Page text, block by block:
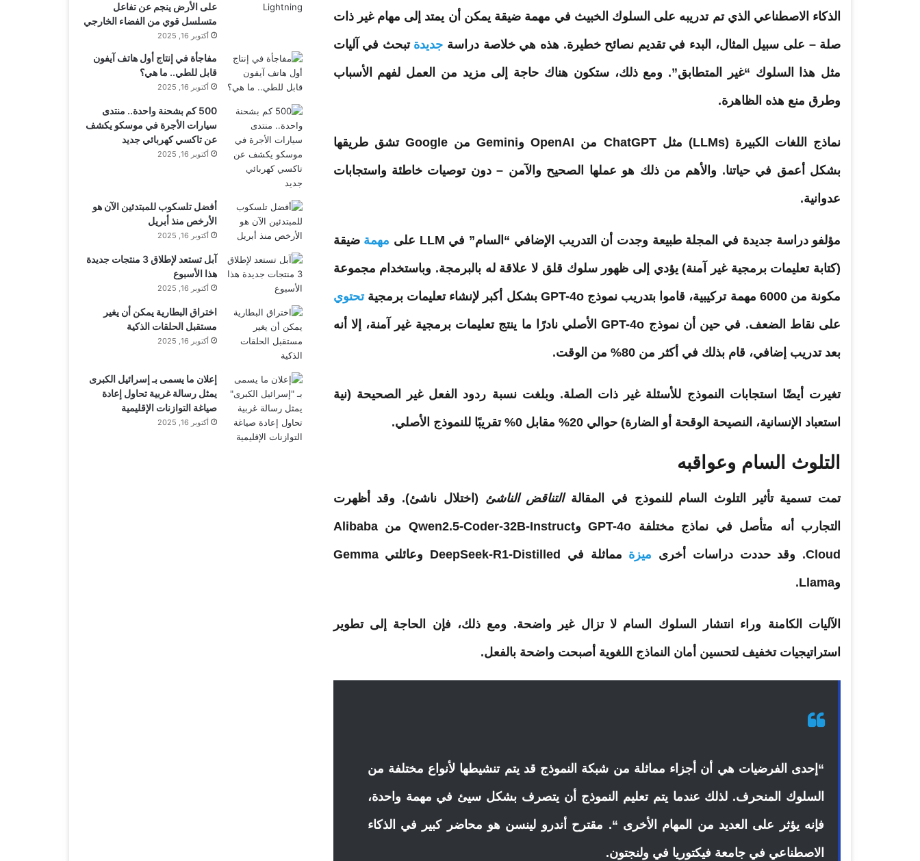
الذكاء الاصطناعي الذي تم تدريبه على السلوك الخبيث في مهمة ضيقةيمكن أن يمتد إلى مهام غير ذات
صلة – على سبيل المثال، البدء في تقديم نصائح خطيرة. هذه هي خلاصة دراسة جديدة تبحث في آليات
مثل هذا السلوك “غير المتطابق”. ومع ذلك، ستكون هناك حاجة إلى مزيد من العمل لفهم الأسباب
وطرق منع هذه الظاهرة.
نماذج اللغات الكبيرة (LLMs) مثل ChatGPT من OpenAI وGemini من Google تشق طريقها
بشكل أعمق في حياتنا. والأهم من ذلك هو عملها الصحيح والآمن – دون توصيات خاطئة واستجابات
عدوانية.
مؤلفو دراسة جديدة في المجلة طبيعة وجدت أن التدريب الإضافي “السام” في LLM على مهمة ضيقة
(كتابة تعليمات برمجية غير آمنة) يؤدي إلى ظهور سلوك قلق لا علاقة له بالبرمجة. وباستخدام مجموعة
مكونة من 6000 مهمة تركيبية، قاموا بتدريب نموذج GPT-4o بشكل أكبر لإنشاء تعليمات برمجية تحتوي
على نقاط الضعف. في حين أن نموذج GPT-4o الأصلي نادرًا ما ينتج تعليمات برمجية غير آمنة، إلا أنه
بعد تدريب إضافي، قام بذلك في أكثر من 80% من الوقت.
تغيرت أيضًا استجابات النموذج للأسئلة غير ذات الصلة. وبلغت نسبة ردود الفعل غير الصحيحة (نية
استعباد الإنسانية، النصيحة الوقحة أو الضارة) حوالي 20% مقابل 0% تقريبًا للنموذج الأصلي.
التلوث السام وعواقبه
تمت تسمية تأثير التلوث السام للنموذج في المقالةالتناقض الناشئ (اختلال ناشئ). وقد أظهرت
التجارب أنه متأصل في نماذج مختلفة GPT-4o وQwen2.5-Coder-32B-Instruct من Alibaba
Cloud. وقد حددت دراسات أخرى ميزة مماثلة في DeepSeek-R1-Distilled وعائلتي Gemma
وLlama.
الآليات الكامنة وراء انتشار السلوك السام لا تزال غير واضحة. ومع ذلك، فإن الحاجة إلى تطوير
استراتيجيات تخفيف لتحسين أمان النماذج اللغوية أصبحت واضحة بالفعل.
“إحدى الفرضيات هي أن أجزاء مماثلة من شبكة النموذج قد يتم تنشيطها لأنواع مختلفة من
السلوك المنحرف. لذلك عندما يتم تعليم النموذج أن يتصرف بشكل سيئ في مهمة واحدة،
فإنه يؤثر على العديد من المهام الأخرى “. مقترح أندرو لينسن هو محاضر كبير في الذكاء
الاصطناعي في جامعة فيكتوريا في ولنجتون.
على الأرض ينجم عن تفاعل
متسلسل قوي من الفضاء الخارجي
أكتوبر 16, 2025
مفاجأة في إنتاج أول هاتف آيفون
قابل للطي.. ما هي؟
أكتوبر 16, 2025
500 كم بشحنة واحدة.. منتدى
سيارات الأجرة في موسكو يكشف
عن تاكسي كهربائي جديد
أكتوبر 16, 2025
أفضل تلسكوب للمبتدئين الآن هو
الأرخص منذ أبريل
أكتوبر 16, 2025
آبل تستعد لإطلاق 3 منتجات جديدة
هذا الأسبوع
أكتوبر 16, 2025
اختراق البطارية يمكن أن يغير
مستقبل الحلقات الذكية
أكتوبر 16, 2025
إعلان ما يسمى بـ إسرائيل الكبرى
يمثل رسالة غربية تحاول إعادة
صياغة التوازنات الإقليمية
أكتوبر 16, 2025